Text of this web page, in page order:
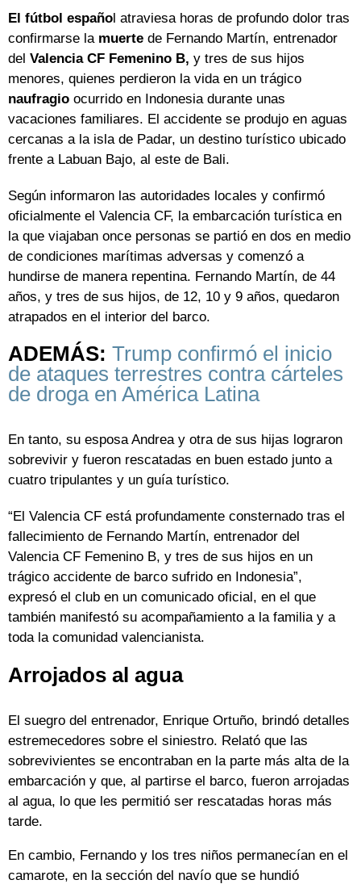
El fútbol español atraviesa horas de profundo dolor tras
confirmarse la muerte de Fernando Martín, entrenador
del Valencia CF Femenino B, y tres de sus hijos
menores, quienes perdieron la vida en un trágico
naufragio ocurrido en Indonesia durante unas
vacaciones familiares. El accidente se produjo en aguas
cercanas a la isla de Padar, un destino turístico ubicado
frente a Labuan Bajo, al este de Bali.
Según informaron las autoridades locales y confirmó
oficialmente el Valencia CF, la embarcación turística en
la que viajaban once personas se partió en dos en medio
de condiciones marítimas adversas y comenzó a
hundirse de manera repentina. Fernando Martín, de 44
años, y tres de sus hijos, de 12, 10 y 9 años, quedaron
atrapados en el interior del barco.
ADEMÁS: Trump confirmó el inicio
de ataques terrestres contra cárteles
de droga en América Latina
En tanto, su esposa Andrea y otra de sus hijas lograron
sobrevivir y fueron rescatadas en buen estado junto a
cuatro tripulantes y un guía turístico.
“El Valencia CF está profundamente consternado tras el
fallecimiento de Fernando Martín, entrenador del
Valencia CF Femenino B, y tres de sus hijos en un
trágico accidente de barco sufrido en Indonesia”,
expresó el club en un comunicado oficial, en el que
también manifestó su acompañamiento a la familia y a
toda la comunidad valencianista.
Arrojados al agua
El suegro del entrenador, Enrique Ortuño, brindó detalles
estremecedores sobre el siniestro. Relató que las
sobrevivientes se encontraban en la parte más alta de la
embarcación y que, al partirse el barco, fueron arrojadas
al agua, lo que les permitió ser rescatadas horas más
tarde.
En cambio, Fernando y los tres niños permanecían en el
camarote, en la sección del navío que se hundió